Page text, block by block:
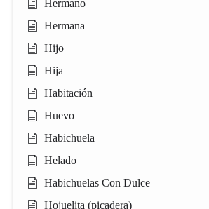
Hermano
Hermana
Hijo
Hija
Habitación
Huevo
Habichuela
Helado
Habichuelas Con Dulce
Hojuelita (picadera)